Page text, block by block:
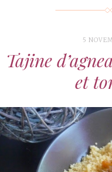
5
Tajine
et